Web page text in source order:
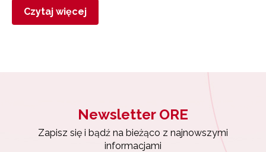
Czytaj więcej
Newsletter ORE
Zapisz się i bądź na bieżąco z najnowszymi
informacjami